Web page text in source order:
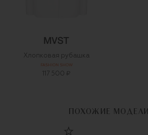
Хлопковая рубашка
FASHION SHOW
117 500 ₽
ПОХОЖИЕ МОДЕЛИ